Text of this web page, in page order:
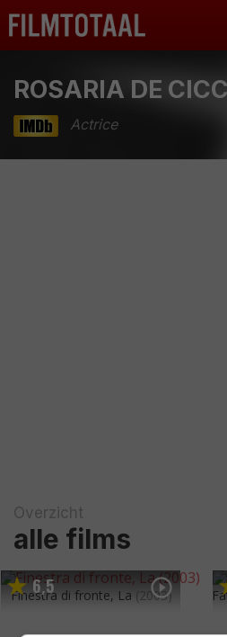
ROSARIA DE
Actrice
Overzicht
alle films
6,5
Finestra di fronte, La (2003)